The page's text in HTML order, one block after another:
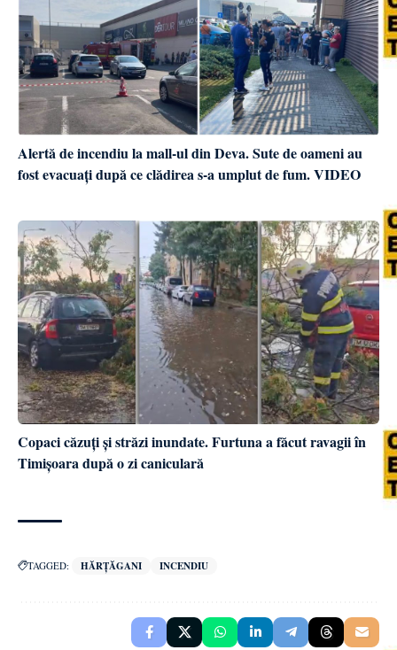
Alertă de incendiu la mall-ul din Deva. Sute de oameni au
fost evacuați după ce clădirea s-a umplut de fum. VIDEO
Copaci căzuți și străzi inundate. Furtuna a făcut ravagii în
Timișoara după o zi caniculară
TAGGED: HĂRȚĂGANI INCENDIU